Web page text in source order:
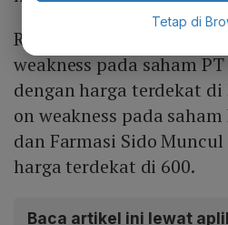
Rekomendasi selanjutnya
weakness pada saham
dengan harga terdekat
on weakness pada
dan Farmasi Sido
harga terdekat di 600.
Baca artikel ini lewat
Tetap di